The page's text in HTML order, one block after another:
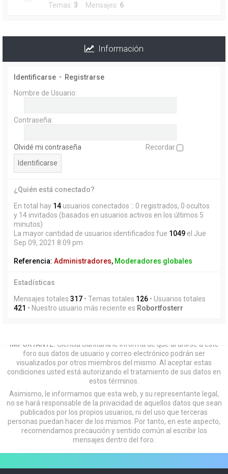
Temas: 3 Mensajes: 6
Información
Identificarse • Registrarse
Nombre de Usuario:
Contraseña:
Olvidé mi contraseña Recordar
¿Quién está conectado?
En total hay 14 usuarios conectados :: 0 registrados, 0 ocultos
y 14 invitados (basados en usuarios activos en los últimos 5
minutos)
La mayor cantidad de usuarios identificados fue 1049 el Jue
Sep 09, 2021 8:09 pm
Referencia: Administradores, Moderadores globales
Estadísticas
Mensajes totales 317 • Temas totales 126 • Usuarios totales
421 • Nuestro usuario más reciente es Robortfosterr
IMPORTANTE: Ciencia Sanitaria le informa de que al unirse a este
foro sus datos de usuario y correo electrónico podrán ser
visualizados por otros miembros del mismo. Al aceptar estas
condiciones usted está autorizando el tratamiento de sus datos en
estos términos.
Asimismo, le informamos que esta web, y su representante legal,
no se hará responsable de la privacidad de aquellos datos que sean
publicados por los propios usuarios, ni del uso que terceras
personas puedan hacer de los mismos. Por tanto, en este aspecto,
recomendamos precaución y sentido común al escribir los
mensajes dentro del foro.